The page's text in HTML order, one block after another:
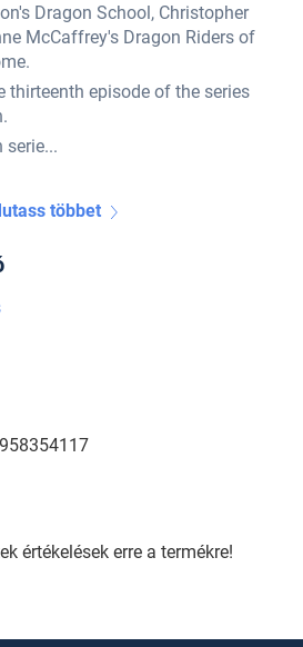
Dragon School, Christopher
McCaffrey's Dragon Riders of
thirteenth episode of the series
serie...
többet
értékelések erre a termékre!